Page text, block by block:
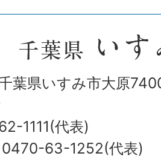
千
葉
県
い
す
葉県いすみ市大原
1111(代表)
0470-63-1252(代表)